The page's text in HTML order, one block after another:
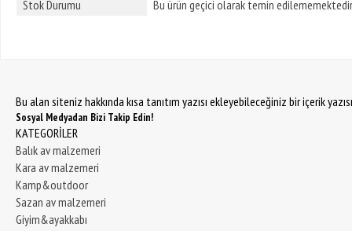
Stok Durumu
Bu ürün geçici olarak temin
Bu alan siteniz hakkında kısa tanıtım yazısı ekleyebileceğiniz bir içerik
Sosyal Medyadan Bizi Takip Edin!
KATEGORİLER
Balık av malzemeri
Kara av malzemeri
Kamp&outdoor
Sazan av malzemeri
Giyim&ayakkabı